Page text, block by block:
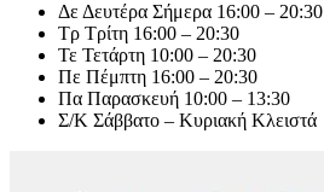
Δε Δευτέρα Σήμερα 16:00 – 20:30
Τρ Τρίτη 16:00 – 20:30
Τε Τετάρτη 10:00 – 20:30
Πε Πέμπτη 16:00 – 20:30
Πα Παρασκευή 10:00 – 13:30
Σ/Κ Σάββατο – Κυριακή Κλειστά